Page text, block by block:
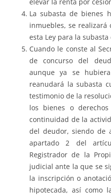
elevar la renta por
La subasta de bienes
inmuebles, se realizará
esta Ley para la
Cuando le conste al
de concurso del
aunque ya se
reanudará la subasta
testimonio de la
los bienes o
continuidad de la
del deudor, siendo de
apartado 2 del
Registrador de la
judicial ante la que se
la inscripción o
hipotecada, así como